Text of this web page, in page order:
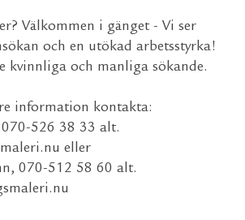
Välkommen i gänget - Vi ser
och en utökad arbetsstyrka!
kvinnliga och manliga sökande.
information kontakta:
526 38 33 alt.
eller
070-512 58 60 alt.